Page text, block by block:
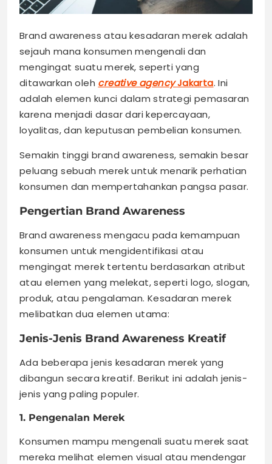
Brand awareness atau kesadaran merek adalah
sejauh mana konsumen mengenali dan
mengingat suatu merek, seperti yang
ditawarkan oleh creative agencyJakarta. Ini
adalah elemen kunci dalam strategi pemasaran
karena menjadi dasar dari kepercayaan,
loyalitas, dan keputusan pembelian konsumen.
Semakin tinggi brand awareness, semakin besar
peluang sebuah merek untuk menarik perhatian
konsumen dan mempertahankan pangsa pasar.
Pengertian Brand Awareness
Brand awareness mengacu pada kemampuan
konsumen untuk mengidentifikasi atau
mengingat merek tertentu berdasarkan atribut
atau elemen yang melekat, seperti logo, slogan,
produk, atau pengalaman. Kesadaran merek
melibatkan dua elemen utama:
Jenis-Jenis Brand Awareness Kreatif
Ada beberapa jenis kesadaran merek yang
dibangun secara kreatif. Berikut ini adalah jenis-
jenis yang paling populer.
1. Pengenalan Merek
Konsumen mampu mengenali suatu merek saat
mereka melihat elemen visual atau mendengar